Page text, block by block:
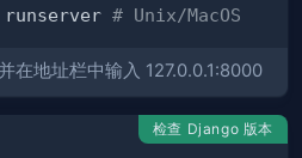
runserver # Unix/MacOS
在地址栏中输入 127.0.0.1:8000
检查 Django 版本